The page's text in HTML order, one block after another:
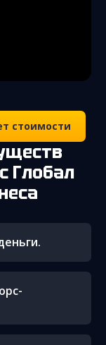
стоимости
Глобал